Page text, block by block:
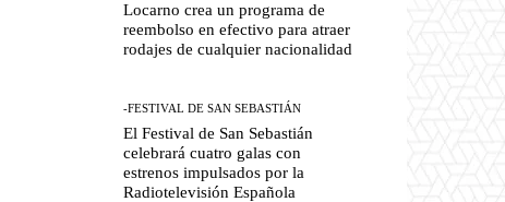
Locarno crea un programa de
reembolso en efectivo para atraer
rodajes de cualquier nacionalidad
-FESTIVAL DE SAN SEBASTIÁN
El Festival de San Sebastián
celebrará cuatro galas con
estrenos impulsados por la
Radiotelevisión Española